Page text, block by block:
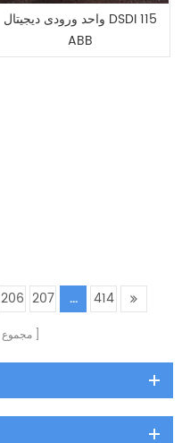
واحد ورودی دیجیتال DSDI 115
ABB
206 207 ... 414
مجموع